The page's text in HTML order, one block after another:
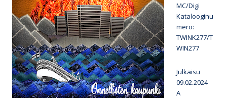
MC/Digi
Katalooginu
mero:
TWINK277/T
WIN277
Julkaisu
09.02.2024
A